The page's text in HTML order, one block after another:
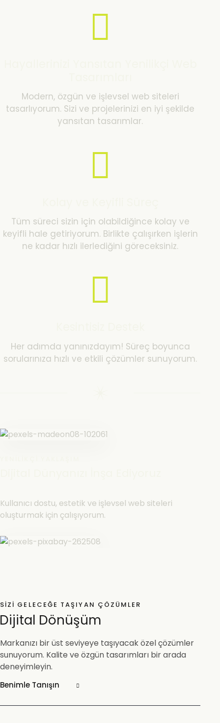
Modern, özgün ve işlevsel web siteleri
tasarlıyorum. Sizi ve projelerinizi en iyi şekilde
yansıtan tasarımlar.
Tüm süreci sizin için olabildiğince kolay ve
keyifli hale getiriyorum. Birlikte çalışırken işlerin
ne kadar hızlı ilerlediğini göreceksiniz.
Her adımda yanınızdayım! Süreç boyunca
sorularınıza hızlı ve etkili çözümler sunuyorum.
Kullanıcı dostu, estetik ve işlevsel web siteleri
oluşturmak için çalışıyorum.
SIZI GELECEĞE TAŞIYAN ÇÖZÜMLER
Dijital Dönüşüm
Markanızı bir üst seviyeye taşıyacak özel çözümler
sunuyorum. Kalite ve özgün tasarımları bir arada
deneyimleyin.
Benimle Tanışın